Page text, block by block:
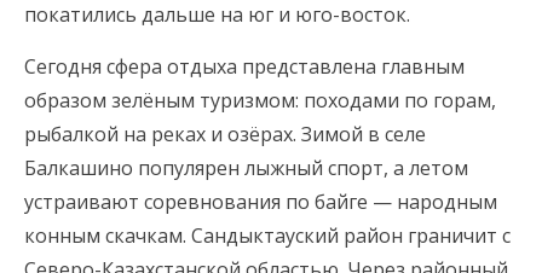
покатились дальше на юг и юго-восток.
Сегодня сфера отдыха представлена главным
образом зелёным туризмом: походами по горам,
рыбалкой на реках и озёрах. Зимой в селе
Балкашино популярен лыжный спорт, а летом
устраивают соревнования по байге — народным
конным скачкам. Сандыктауский район граничит с